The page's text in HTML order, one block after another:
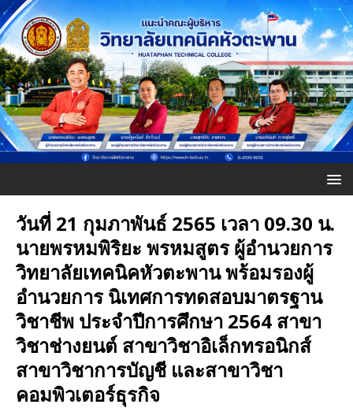
วันที่ 21 กุมภาพันธ์ 2565 เวลา 09.30 น.
นายพรหมพิริยะ พรหมสูตร ผู้อำนวยการ
วิทยาลัยเทคนิคหัวตะพาน พร้อมรองผู้
อำนวยการ นิเทศการทดสอบมาตรฐาน
วิชาชีพ ประจำปีการศึกษา 2564 สาขา
วิชาช่างยนต์ สาขาวิชาอิเล็กทรอนิกส์
สาขาวิชาการบัญชี และสาขาวิชา
คอมพิวเตอร์ธุรกิจ